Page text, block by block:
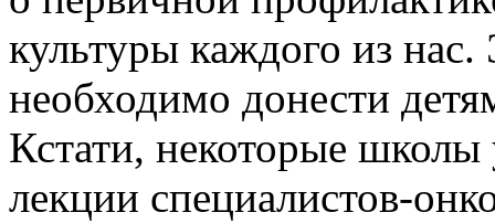
культуры каждого из
необходимо донести
Кстати, некоторые
лекции специалистов-